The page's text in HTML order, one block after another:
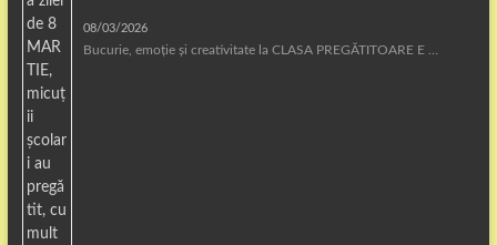
08/03/2026
Bucurie, emoție și creativitate la CLASA PREGĂTITOARE E …